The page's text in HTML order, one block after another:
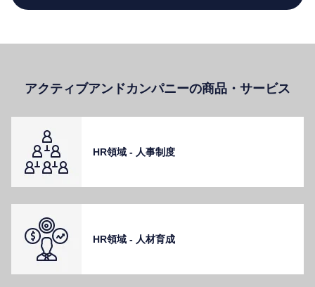
アクティブアンドカンパニーの商品・サービス
HR領域 - ⼈事制度
HR領域 - ⼈材育成